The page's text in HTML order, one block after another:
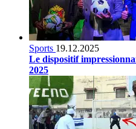
Sports 19.12.2025
Le dispositif
2025